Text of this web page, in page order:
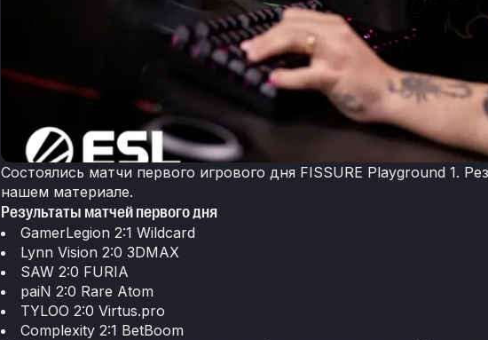
Состоялись матчи первого игрового дня FISSURE Playground 1.
нашем материале.
Результаты матчей первого дня
GamerLegion 2:1 Wildcard
Lynn Vision 2:0 3DMAX
SAW 2:0 FURIA
paiN 2:0 Rare Atom
TYLOO 2:0 Virtus.pro
Complexity 2:1 BetBoom